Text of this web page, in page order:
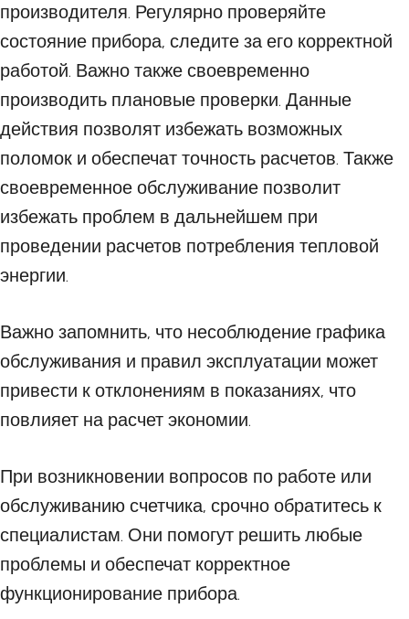
производителя. Регулярно проверяйте
состояние прибора, следите за его корректной
работой. Важно также своевременно
производить плановые проверки. Данные
действия позволят избежать возможных
поломок и обеспечат точность расчетов. Также
своевременное обслуживание позволит
избежать проблем в дальнейшем при
проведении расчетов потребления тепловой
энергии.
Важно запомнить, что несоблюдение графика
обслуживания и правил эксплуатации может
привести к отклонениям в показаниях, что
повлияет на расчет экономии.
При возникновении вопросов по работе или
обслуживанию счетчика, срочно обратитесь к
специалистам. Они помогут решить любые
проблемы и обеспечат корректное
функционирование прибора.